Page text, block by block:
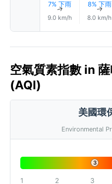
7% 下雨
↑
9.0 km/h
8% 下雨
↑
8.0 km/h
空氣質素指數 in
(AQI)
美國環
Environmental
3
1 2 3